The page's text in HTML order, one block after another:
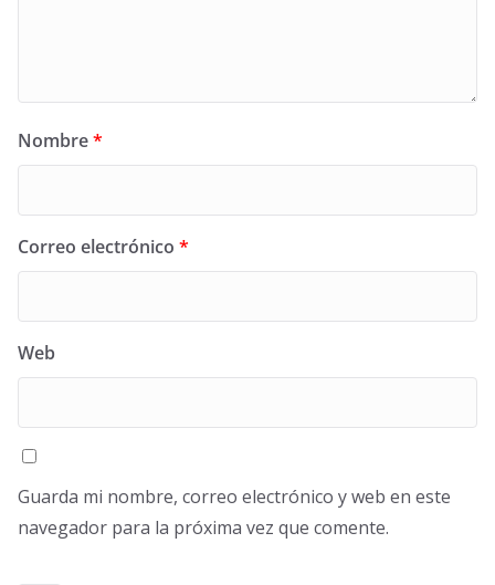
Nombre*
Correo electrónico *
Web
Guarda mi nombre, correo electrónico y web en este
navegador para la próxima vez que comente.